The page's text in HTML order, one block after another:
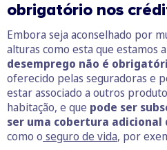
obrigatório nos
Embora seja aconselhado por
alturas como esta que estamos
desemprego não é
oferecido pelas seguradoras e
estar associado a outros
habitação, e que pode ser
ser uma cobertura adicional
como o seguro de vida, por